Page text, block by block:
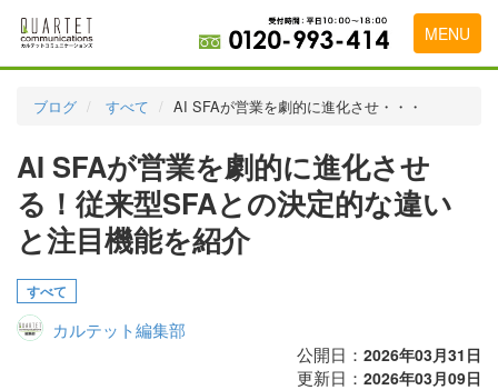
MENU
実績・お客様の声
初めて導入をお考えの方
広告代理店・HP制作会社様へ
ブログ すべて AI SFAが営業を劇的に進化させ・・・
AI SFAが営業を劇的に進化させ
る！従来型SFAとの決定的な違い
と注目機能を紹介
すべて
カルテット編集部
公開日： 2026年03月31日
更新日： 2026年03月09日